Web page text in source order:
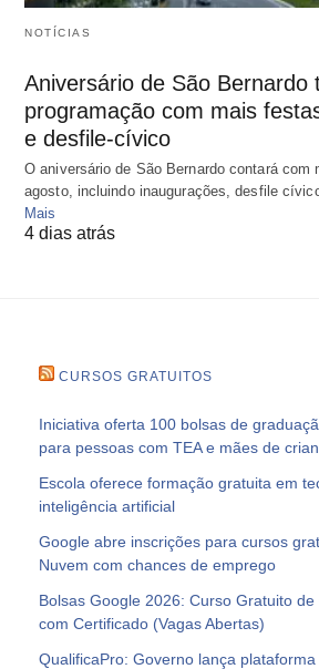
NOTÍCIAS
Aniversário de São Bernardo
programação com mais
e desfile-cívico
O aniversário de São Bernardo contará com
agosto, incluindo inaugurações, desfile
Mais
4 dias atrás
CURSOS GRATUITOS
Iniciativa oferta 100 bolsas de
para pessoas com TEA e mães de
Escola oferece formação gratuita em
inteligência artificial
Google abre inscrições para cursos
Nuvem com chances de emprego
Bolsas Google 2026: Curso Gratuito
com Certificado (Vagas Abertas)
QualificaPro: Governo lança